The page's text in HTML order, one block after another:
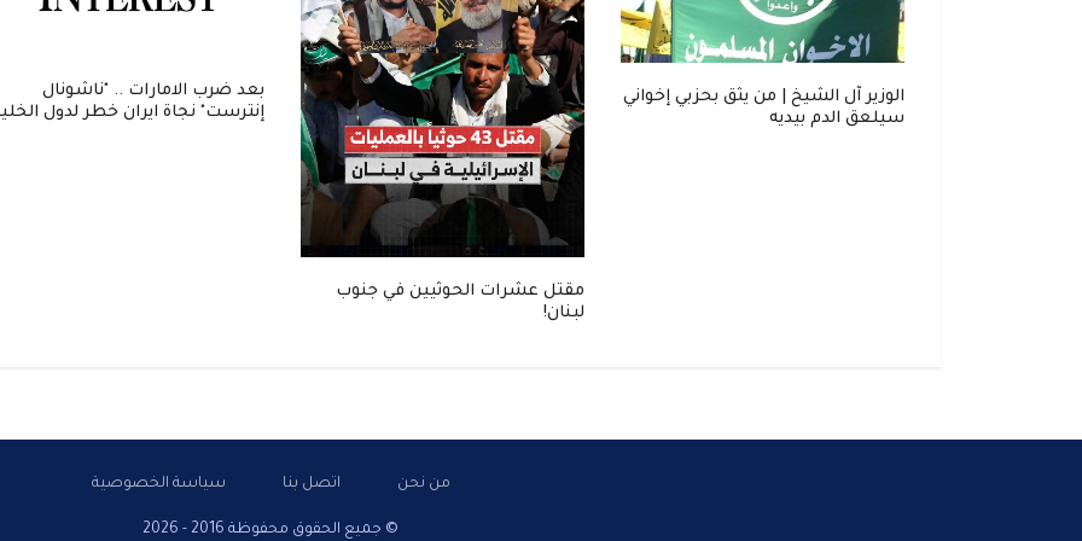
الوزير آل الشيخ | من يثق بحزبي إخواني
سيلعق الدم بيديه
مقتل عشرات الحوثيين في جنوب
لبنان!
بعد ضرب الامارات .. "ناشونال
إنترست" نجاة ايران خطر لدول
من نحن اتصل بنا سياسة الخصوصية
© جميع الحقوق محفوظة 2016 - 2026